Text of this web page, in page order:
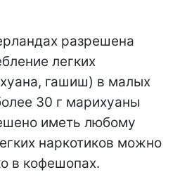
разрешена
легких
гашиш) в малых
30 г марихуаны
иметь любому
наркотиков можно
в кофешопах.